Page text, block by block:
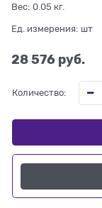
Вес: 0.05 кг.
Ед. измерения: шт
28 576 руб.
Количество: